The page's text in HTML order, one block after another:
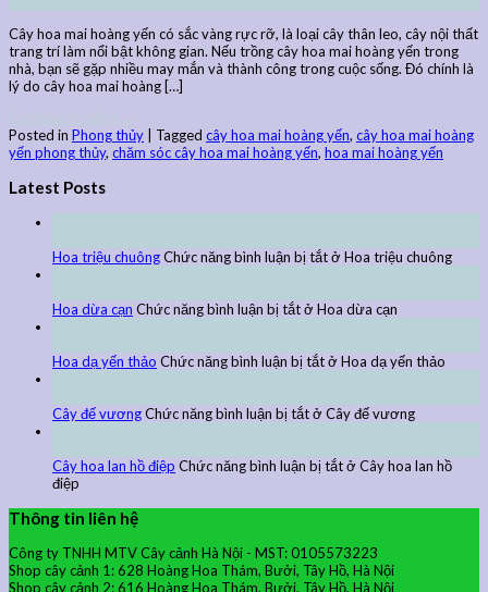
Cây hoa mai hoàng yến có sắc vàng rực rỡ, là loại cây thân leo, cây nội thất
trang trí làm nổi bật không gian. Nếu trồng cây hoa mai hoàng yến trong
nhà, bạn sẽ gặp nhiều may mắn và thành công trong cuộc sống. Đó chính là
lý do cây hoa mai hoàng […]
Posted in Phong thủy | Tagged cây hoa mai hoàng yến, cây hoa mai hoàng
yến phong thủy, chăm sóc cây hoa mai hoàng yến, hoa mai hoàng yến
Latest Posts
Hoa triệu chuôngChức năng bình luận bị tắtở Hoa triệu chuông
Hoa dừa cạn Chức năng bình luận bị tắtở Hoa dừa cạn
Hoa dạ yến thảo Chức năng bình luận bị tắtở Hoa dạ yến thảo
Cây đế vươngChức năng bình luận bị tắtở Cây đế vương
Cây hoa lan hồ điệp Chức năng bình luận bị tắtở Cây hoa lan hồ
điệp
Thông tin liên hệ
Công ty TNHH MTV Cây cảnh Hà Nội - MST: 0105573223
Shop cây cảnh 1: 628 Hoàng Hoa Thám, Bưởi, Tây Hồ, Hà Nội
Shop cây cảnh 2: 616 Hoàng Hoa Thám, Bưởi, Tây Hồ, Hà Nội